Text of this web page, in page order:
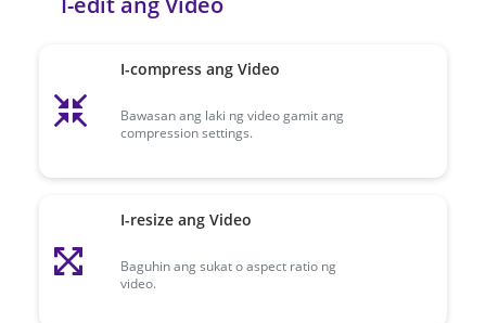
I-compress ang Video
Bawasan ang laki ng video gamit ang
compression settings.
I-resize ang Video
Baguhin ang sukat o aspect ratio ng
video.